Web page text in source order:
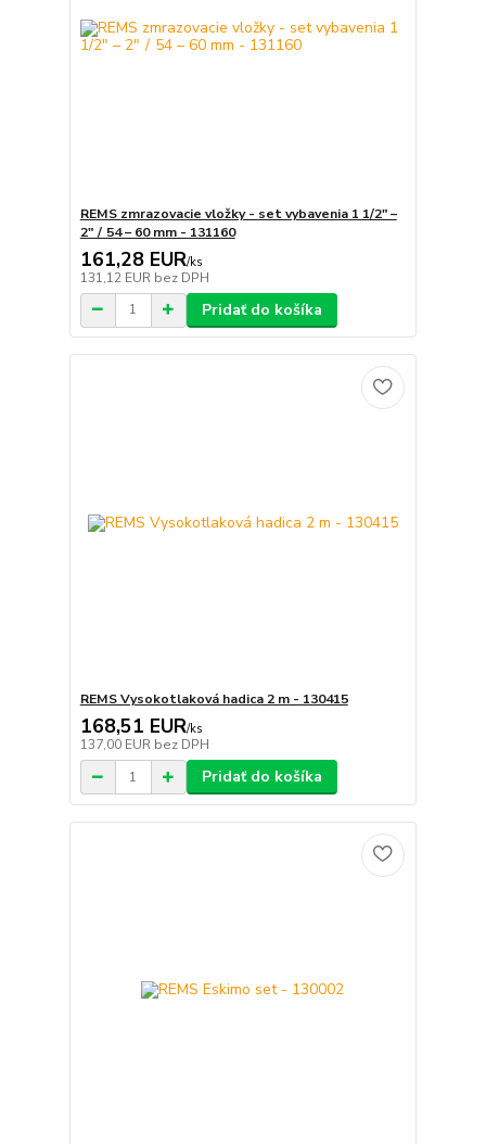
REMS zmrazovacie vložky - set vybavenia 1 1/2" –
2" / 54 – 60 mm - 131160
161,28 EUR/ks
131,12 EUR bez DPH
Pridať do košíka
REMS Vysokotlaková hadica 2 m - 130415
168,51 EUR/ks
137,00 EUR bez DPH
Pridať do košíka